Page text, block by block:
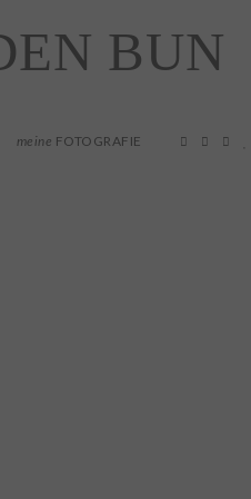
BUN
meine FOTOGRAFIE